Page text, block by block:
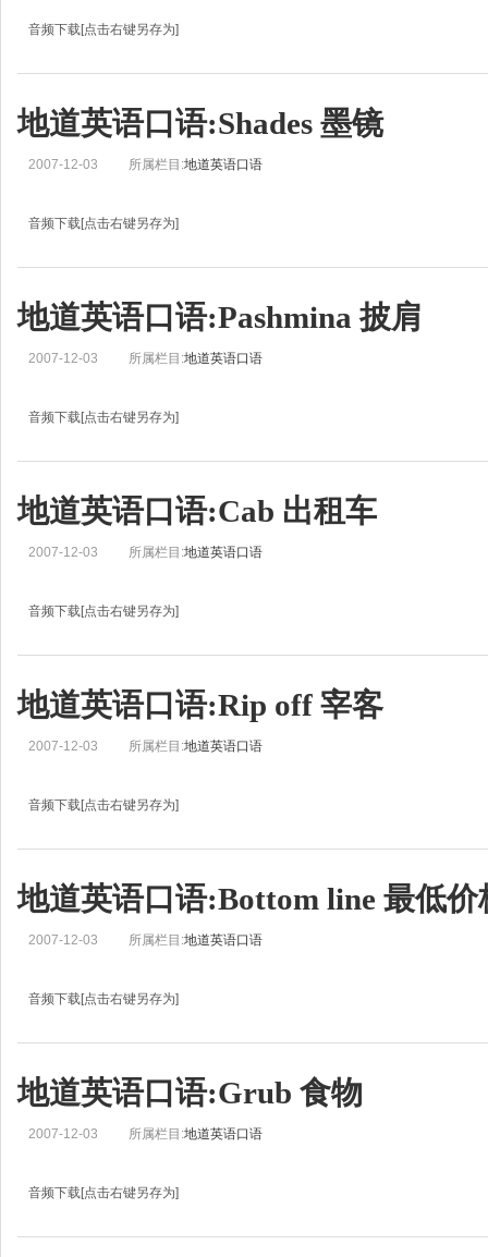
音频下载[点击右键另存为]
Jean: And I’m Jean.Jo: Today we’re going to look at words and phrases that
地道英语口语:Shades 墨镜
2007-12-03 所属栏目:地道英语口语
音频下载[点击右键另存为]
Zoe: Hi,我是刘佳。Helen: Today we’re going to look at words and phrases that
地道英语口语:Pashmina 披肩
2007-12-03 所属栏目:地道英语口语
音频下载[点击右键另存为]
Jean: And I’m Jean.John: Today we’re going to look at words and phrases that
地道英语口语:Cab 出租车
2007-12-03 所属栏目:地道英语口语
音频下载[点击右键另存为]
Jean: And I’m Jean.Jo: Today we’re going to look at words and phrases that
地道英语口语:Rip off 宰客
2007-12-03 所属栏目:地道英语口语
音频下载[点击右键另存为]
Vicki : I’m Vicki. Today we’re going to look at words and phrases that have
地道英语口语:Bottom line 最低价
2007-12-03 所属栏目:地道英语口语
音频下载[点击右键另存为]
Zoe: 大家好，我是刘佳。Helen, 今天咱们要学的是什么最新表达呢？Helen:
地道英语口语:Grub 食物
2007-12-03 所属栏目:地道英语口语
音频下载[点击右键另存为]
Zoe: 我是刘佳.在今天的Real English中，我们来学一些英语中出现的新词儿和